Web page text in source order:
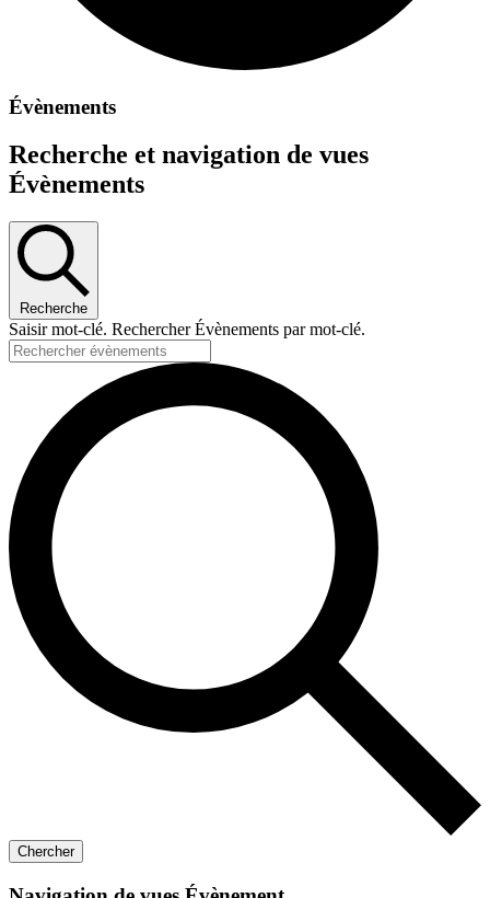
Évènements
Recherche et navigation de vues
Évènements
Recherche
Saisir mot-clé. Rechercher Évènements par mot-clé.
Chercher